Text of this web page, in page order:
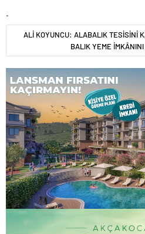
ALİ KOYUNCU: ALABALIK TESİSİNİ
BALIK YEME